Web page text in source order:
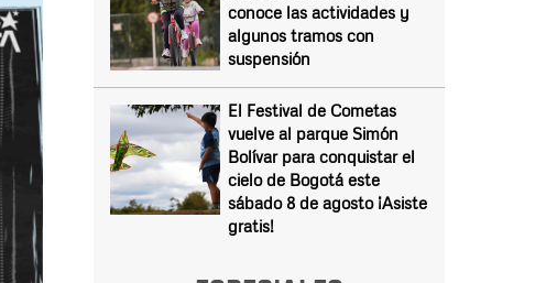
conoce las actividades y
algunos tramos con
suspensión
El Festival de Cometas
vuelve al parque Simón
Bolívar para conquistar el
cielo de Bogotá este
sábado 8 de agosto ¡Asiste
gratis!